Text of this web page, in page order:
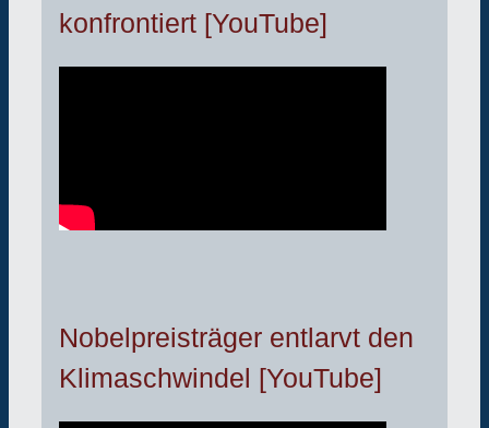
konfrontiert [YouTube]
Nobelpreisträger entlarvt den
Klimaschwindel [YouTube]